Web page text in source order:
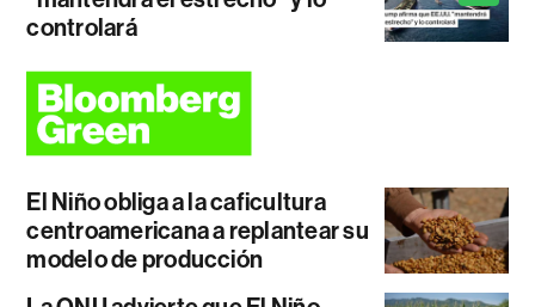
controlará
El Niño obliga a la caficultura
centroamericana a replantear su
modelo de producción